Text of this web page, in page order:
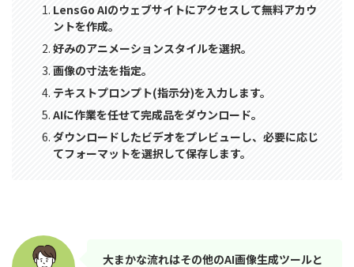
LensGo AIのウェブサイトにアクセスして無料アカウ
ントを作成。
好みのアニメーションスタイルを選択。
画像の寸法を指定。
テキストプロンプト(指示分)を入力します。
AIに作業を任せて完成品をダウンロード。
ダウンロードしたビデオをプレビューし、必要に応じ
てフォーマットを選択して保存します。
大まかな流れはその他のAI画像生成ツールと